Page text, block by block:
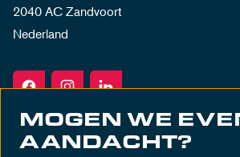
2040 AC Zandvoort
Nederland
MOGEN WE
AANDACHT?